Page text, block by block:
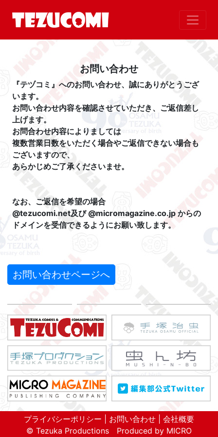
お問い合わせ
『テヅコミ』へのお問い合わせ、誠にありがとうござ
います。
お問い合わせ内容を確認させていただき、ご返信差し
上げます。
お問合わせ内容によりましては
複数営業日数をいただく場合やご返信できない場合も
ございますので、
あらかじめご了承くださいませ。
なお、ご返信を希望の場合
@tezucomi.net及び @micromagazine.co.jp からの
ドメインを受信できるようにお願い致します。
お問い合わせページへ
プライバシーポリシー お問い合わせ
会社概要
© Tezuka Productions Produced by MICRO